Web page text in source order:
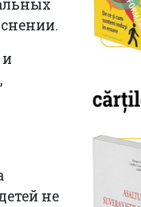
не